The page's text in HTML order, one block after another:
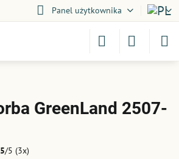
Panel użytkownika
GreenLand 2507-
5/5 (3x)